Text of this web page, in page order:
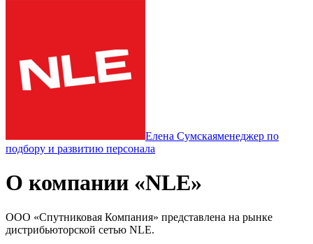
Елена Сумскаяменеджер по
подбору и развитию персонала
О компании «NLE»
ООО «Спутниковая Компания» представлена на рынке
дистрибьюторской сетью NLE.